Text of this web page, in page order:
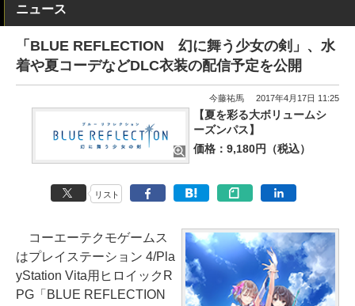
ニュース
「BLUE REFLECTION 幻に舞う少女の剣」、水
着や夏コーデなどDLC衣装の配信予定を公開
今藤祐馬 2017年4月17日 11:25
【夏を彩る大ボリュームシ
ーズンパス】
価格：9,180円（税込）
リスト
コーエーテクモゲームス
はプレイステーション 4/Pla
yStation Vita用ヒロイックR
PG「BLUE REFLECTION